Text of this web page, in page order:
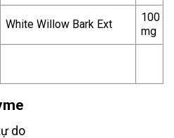
White Willow Bark Ext
100
mg
do